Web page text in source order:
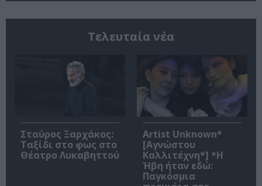
Τελευταία νέα
Σταύρος Ξαρχάκος:
Ταξίδι στο φως στο
Θέατρο Λυκαβηττού
Artist Unknown*
[Αγνώστου
Καλλιτέχνη*] *Η
Ήβη ήταν εδώ:
Παγκόσμια